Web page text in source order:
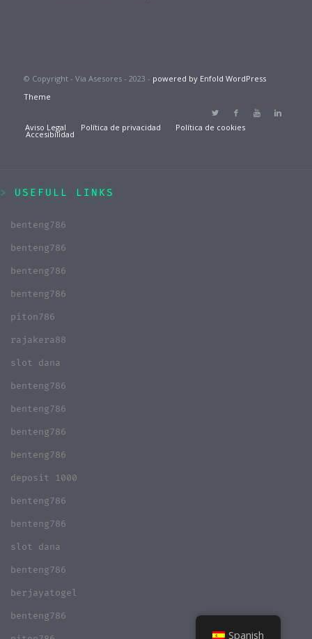
© Copyright - Via Asesores - 2023 - powered by Enfold WordPress
Theme
Aviso Legal Política de privacidad Política de cookies
Accesibilidad
Spanish
USEFULL LINKS
benteng786
benteng786
benteng786
benteng786
piton786
rajakera88
slot dana
benteng786
benteng786
benteng786
benteng786
deposit 1000
benteng786
benteng786
slot dana
benteng786
berjayatogel
benteng786